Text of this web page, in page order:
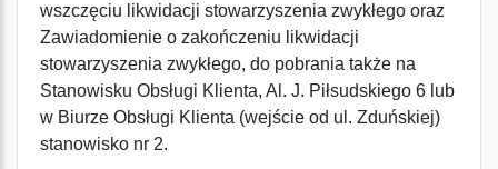
wszczęciu likwidacji stowarzyszenia zwykłego oraz
Zawiadomienie o zakończeniu likwidacji
stowarzyszenia zwykłego, do pobrania także na
Stanowisku Obsługi Klienta, Al. J. Piłsudskiego 6 lub
w Biurze Obsługi Klienta (wejście od ul. Zduńskiej)
stanowisko nr 2.